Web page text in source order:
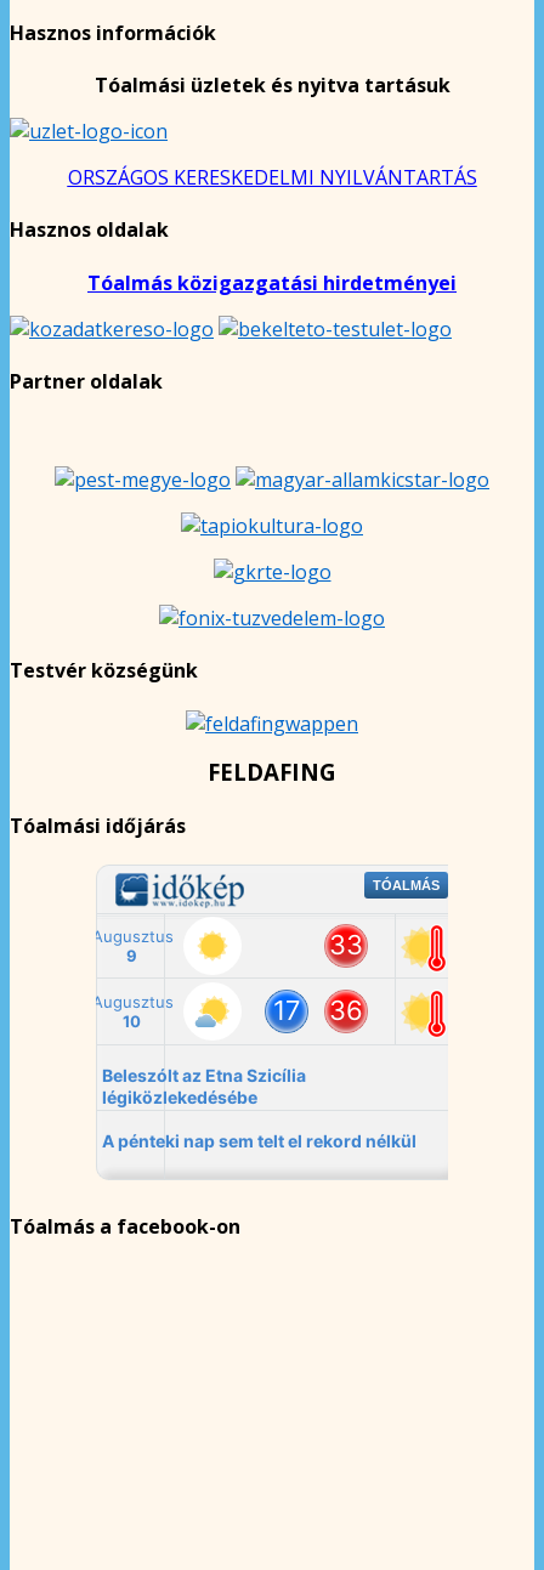
Hasznos információk
Tóalmási üzletek és nyitva tartásuk
ORSZÁGOS KERESKEDELMI NYILVÁNTARTÁS
Hasznos oldalak
Tóalmás közigazgatási hirdetményei
Partner oldalak
Testvér községünk
FELDAFING
Tóalmási időjárás
Tóalmás a facebook-on